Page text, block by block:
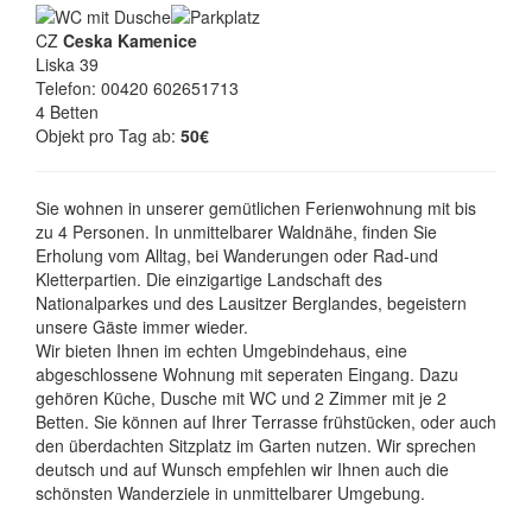
CZ Ceska Kamenice
Liska 39
Telefon: 00420 602651713
4 Betten
Objekt pro Tag ab: 50€
Sie wohnen in unserer gemütlichen Ferienwohnung mit bis
zu 4 Personen. In unmittelbarer Waldnähe, finden Sie
Erholung vom Alltag, bei Wanderungen oder Rad-und
Kletterpartien. Die einzigartige Landschaft des
Nationalparkes und des Lausitzer Berglandes, begeistern
unsere Gäste immer wieder.
Wir bieten Ihnen im echten Umgebindehaus, eine
abgeschlossene Wohnung mit seperaten Eingang. Dazu
gehören Küche, Dusche mit WC und 2 Zimmer mit je 2
Betten. Sie können auf Ihrer Terrasse frühstücken, oder auch
den überdachten Sitzplatz im Garten nutzen. Wir sprechen
deutsch und auf Wunsch empfehlen wir Ihnen auch die
schönsten Wanderziele in unmittelbarer Umgebung.